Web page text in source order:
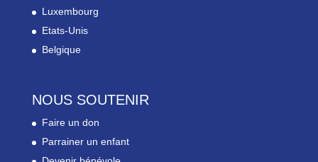
Luxembourg
Etats-Unis
Belgique
NOUS SOUTENIR
Faire un don
Parrainer un enfant